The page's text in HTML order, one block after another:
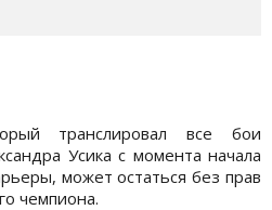
транслировал все бои
Усика с момента начала
может остаться без прав
чемпиона.